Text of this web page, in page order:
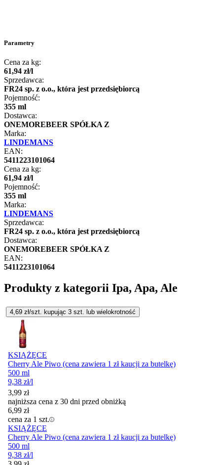
Parametry
Cena za kg:
61,94 zł/l
Sprzedawca:
FR24 sp. z o.o., która jest przedsiębiorcą
Pojemność:
355 ml
Dostawca:
ONEMOREBEER SPÓŁKA Z
Marka:
LINDEMANS
EAN:
5411223101064
Cena za kg:
61,94 zł/l
Pojemność:
355 ml
Marka:
LINDEMANS
Sprzedawca:
FR24 sp. z o.o., która jest przedsiębiorcą
Dostawca:
ONEMOREBEER SPÓŁKA Z
EAN:
5411223101064
Produkty z kategorii Ipa, Apa, Ale
4,69 zł/szt. kupując 3 szt. lub wielokrotność
KSIĄŻĘCE
Cherry Ale Piwo (cena zawiera 1 zł kaucji za butelkę)
500 ml
9,38 zł/l
3,99 zł
najniższa cena z 30 dni przed obniżką
6,99 zł
cena za 1 szt.
KSIĄŻĘCE
Cherry Ale Piwo (cena zawiera 1 zł kaucji za butelkę)
500 ml
9,38 zł/l